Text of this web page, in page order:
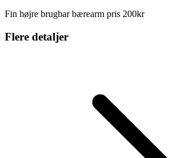
Fin højre brugbar bærearm pris 200kr
Flere detaljer